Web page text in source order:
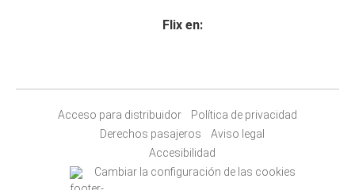
Flix en:
Acceso para distribuidor
Política de privacidad
Derechos pasajeros
Aviso legal
Accesibilidad
Cambiar la configuración de las cookies